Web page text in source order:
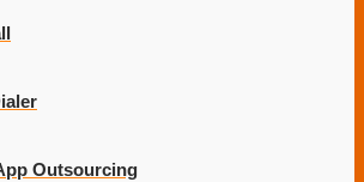
Outsourcing